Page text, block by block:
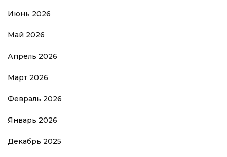
Июнь 2026
Май 2026
Апрель 2026
Март 2026
Февраль 2026
Январь 2026
Декабрь 2025